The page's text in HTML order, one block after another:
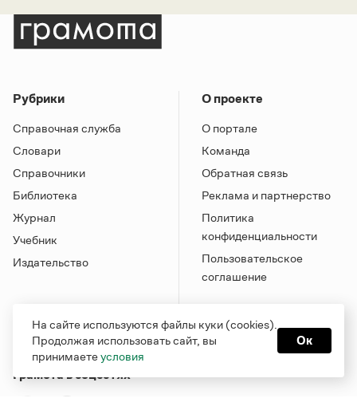
Рубрики
Справочная служба
Словари
Справочники
Библиотека
Журнал
Учебник
Издательство
О проекте
О портале
Команда
Обратная связь
Реклама и партнерство
Политика
конфиденциальности
Пользовательское
соглашение
Грамота в соцсетях
На сайте используются файлы куки (cookies).
Продолжая использовать сайт, вы
принимаетеусловия
Ок